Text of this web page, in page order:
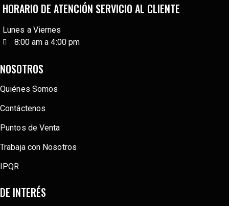
HORARIO DE ATENCIÓN SERVICIO AL CLIENTE
Lunes a Viernes
8:00 am a 4:00 pm
NOSOTROS
Quiénes Somos
Contáctenos
Puntos de Venta
Trabaja con Nosotros
IPQR
DE INTERÉS